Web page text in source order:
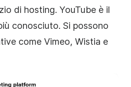
di hosting. YouTube è il
conosciuto. Si possono
come Vimeo, Wistia e